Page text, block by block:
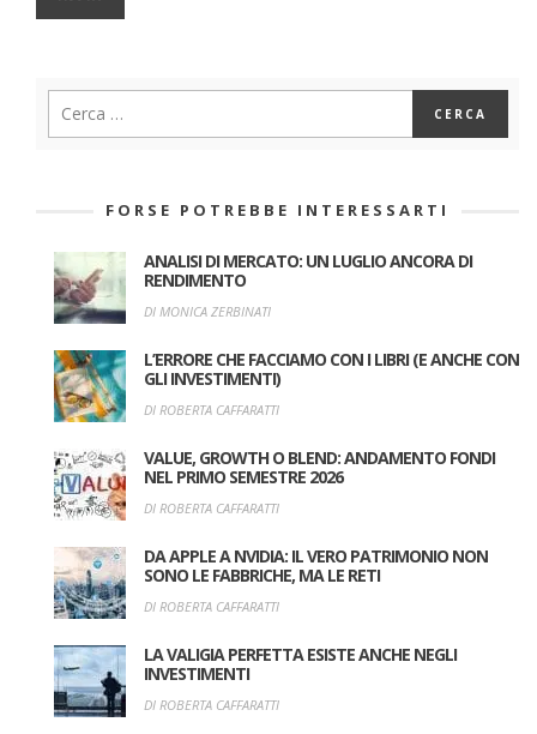
FORSE POTREBBE INTERESSARTI
ANALISI DI MERCATO: UN LUGLIO ANCORA DI
RENDIMENTO
DI MONICA ZERBINATI
L’ERRORE CHE FACCIAMO CON I LIBRI (E ANCHE CON
GLI INVESTIMENTI)
DI ROBERTA CAFFARATTI
VALUE, GROWTH O BLEND: ANDAMENTO FONDI
NEL PRIMO SEMESTRE 2026
DI ROBERTA CAFFARATTI
DA APPLE A NVIDIA: IL VERO PATRIMONIO NON
SONO LE FABBRICHE, MA LE RETI
DI ROBERTA CAFFARATTI
LA VALIGIA PERFETTA ESISTE ANCHE NEGLI
INVESTIMENTI
DI ROBERTA CAFFARATTI